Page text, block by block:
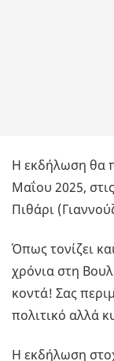
Η εκδήλωση θα
Μαΐου 2025,
Πιθάρι
Όπως τονίζει
χρόνια στη
κοντά! Σας
πολιτικό αλλά
Η εκδήλωση